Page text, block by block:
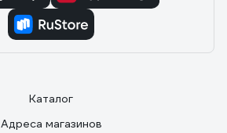
напряжения
20000SF
падает до 160В), долго искал
Рекомендую.
Каталог
Адреса магазинов